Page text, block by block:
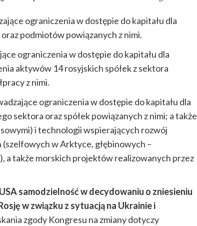
ograniczenia w dostępie do kapitału dla
podmiotów powiązanych z nimi.
ograniczenia w dostępie do kapitału dla
aktywów 14 rosyjskich spółek z sektora
z nimi.
ograniczenia w dostępie do kapitału dla
sektora oraz spółek powiązanych z nimi; a także
i technologii wspierających rozwój
w Arktyce, głębinowych –
a także morskich projektów realizowanych przez
samodzielność w decydowaniu o zniesieniu
w związku z sytuacją na Ukrainie i
zgody Kongresu na zmiany dotyczy